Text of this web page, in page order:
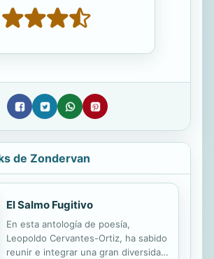
de Zondervan
El Salmo Fugitivo
En esta antología de poesía,
Leopoldo Cervantes-Ortiz, ha sabido
reunir e integrar una gran diversidad